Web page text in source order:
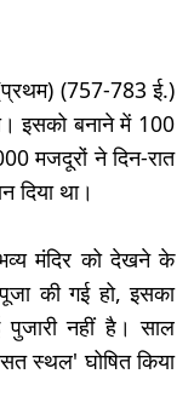
(757-783 ई.)
इसको बनाने में 100
मजदूरों ने दिन-रात
दिया था।
मंदिर को देखने के
की गई हो, इसका
पुजारी नहीं है। साल
स्थल' घोषित किया